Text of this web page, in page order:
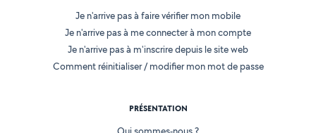
Je n'arrive pas à faire vérifier mon mobile
Je n'arrive pas à me connecter à mon compte
Je n'arrive pas à m'inscrire depuis le site web
Comment réinitialiser / modifier mon mot de passe
PRÉSENTATION